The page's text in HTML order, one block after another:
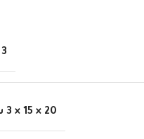
3 كيلوجرام
20 × 15 × 3 سنتيميتر